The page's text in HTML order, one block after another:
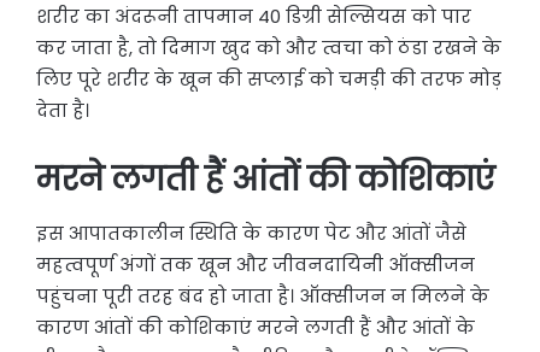
शरीर का अंदरूनी तापमान 40 डिग्री सेल्सियस को पार
कर जाता है, तो दिमाग खुद को और त्वचा को ठंडा रखने के
लिए पूरे शरीर के खून की सप्लाई को चमड़ी की तरफ मोड़
देता है।
मरने लगती हैं आंतों की कोशिकाएं
इस आपातकालीन स्थिति के कारण पेट और आंतों जैसे
महत्वपूर्ण अंगों तक खून और जीवनदायिनी ऑक्सीजन
पहुंचना पूरी तरह बंद हो जाता है। ऑक्सीजन न मिलने के
कारण आंतों की कोशिकाएं मरने लगती हैं और आंतों के